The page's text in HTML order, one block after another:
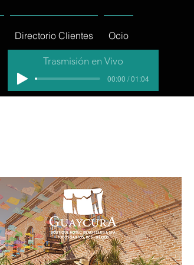
Directorio Clientes Ocio
Trasmisión en Vivo
00:00 / 01:04